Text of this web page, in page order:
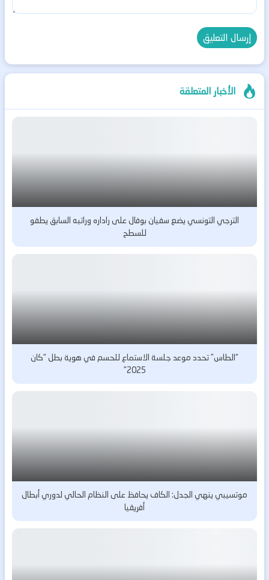
الأخبار المتعلقة
الترجي التونسي يضع سفيان بوفال على راداره وراتبه السابق يطفو
للسطح
“الطاس” تحدد موعد جلسة الاستماع للحسم في هوية بطل “كان
2025”
موتسيبي ينهي الجدل: الكاف يحافظ على النظام الحالي لدوري أبطال
أفريقيا